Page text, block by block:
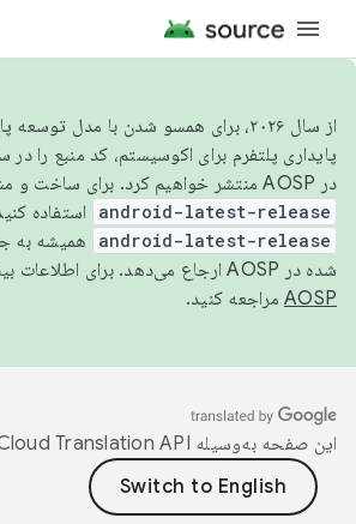
از سال ۲۰۲۶، برای همسو شدن با مدل
پایداری پلتفرم برای اکوسیستم، کد منبع را
در AOSP منتشر خواهیم کرد. برای ساخت و مشارکت در AOSP،
android-latest-release استفاده
android-latest-release
همیشه به
شده در AOSP ارجاع می‌دهد. برای اطلاعات بیشتر، به
AOSP مراجعه کنید.
این صفحه به‌وسیله